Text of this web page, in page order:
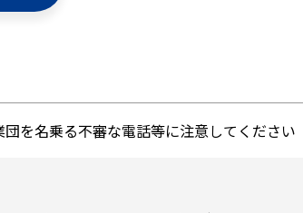
団を名乗る不審な電話等に注意してください